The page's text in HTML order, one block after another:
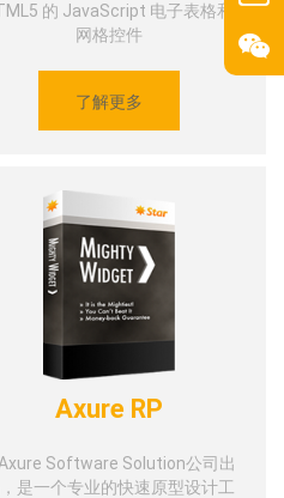
的 JavaScript 电子表格和
网格控件
了解更多
Axure RP
Software Solution公司出
是一个专业的快速原型设计工